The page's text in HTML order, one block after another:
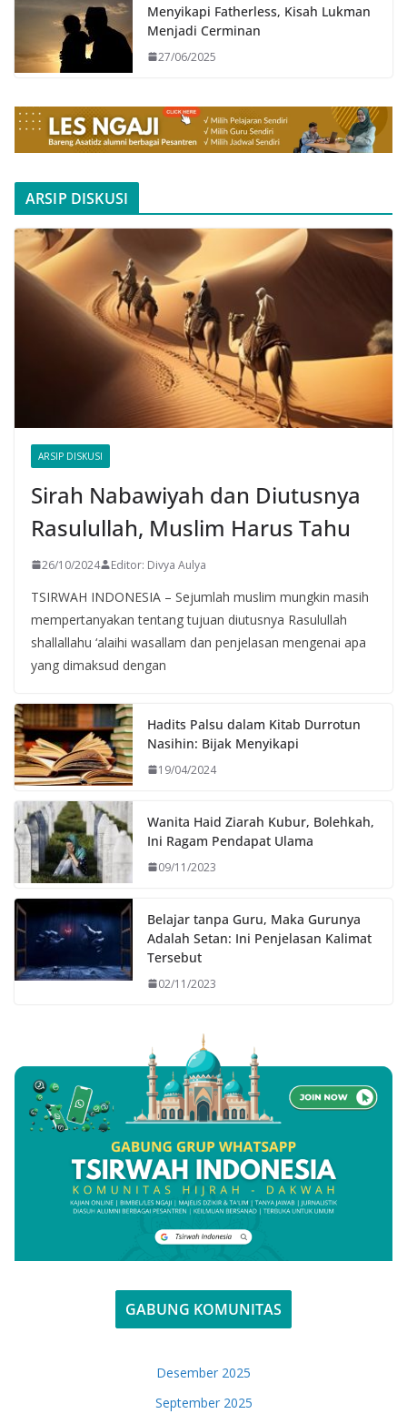
Menyikapi Fatherless, Kisah Lukman
Menjadi Cerminan
27/06/2025
ARSIP DISKUSI
ARSIP DISKUSI
Sirah Nabawiyah dan Diutusnya
Rasulullah, Muslim Harus Tahu
26/10/2024 Editor: Divya Aulya
TSIRWAH INDONESIA – Sejumlah muslim mungkin masih
mempertanyakan tentang tujuan diutusnya Rasulullah
shallallahu ‘alaihi wasallam dan penjelasan mengenai apa
yang dimaksud dengan
Hadits Palsu dalam Kitab Durrotun
Nasihin: Bijak Menyikapi
19/04/2024
Wanita Haid Ziarah Kubur, Bolehkah,
Ini Ragam Pendapat Ulama
09/11/2023
Belajar tanpa Guru, Maka Gurunya
Adalah Setan: Ini Penjelasan Kalimat
Tersebut
02/11/2023
GABUNG KOMUNITAS
Desember 2025
September 2025